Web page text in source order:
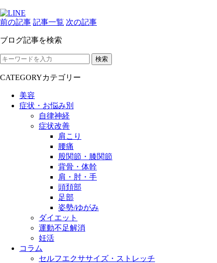
前の記事 記事一覧 次の記事
ブログ記事を検索
検索
CATEGORYカテゴリー
美容
症状・お悩み別
自律神経
症状改善
肩こり
腰痛
股関節・膝関節
背骨・体幹
肩・肘・手
頭頚部
足部
姿勢/ゆがみ
ダイエット
運動不足解消
妊活
コラム
セルフエクササイズ・ストレッチ